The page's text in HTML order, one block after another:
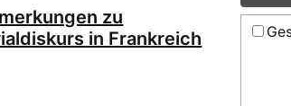
zu
in Frankreich